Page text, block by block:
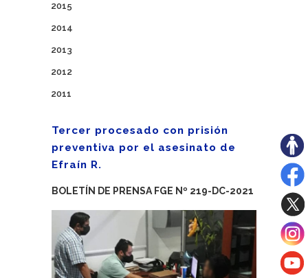
2015
2014
2013
2012
2011
Tercer procesado con prisión
preventiva por el asesinato de
Efraín R.
BOLETÍN DE PRENSA FGE Nº 219-DC-2021